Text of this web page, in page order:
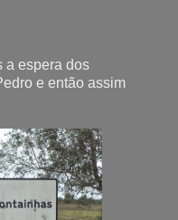
a espera dos
e então assim